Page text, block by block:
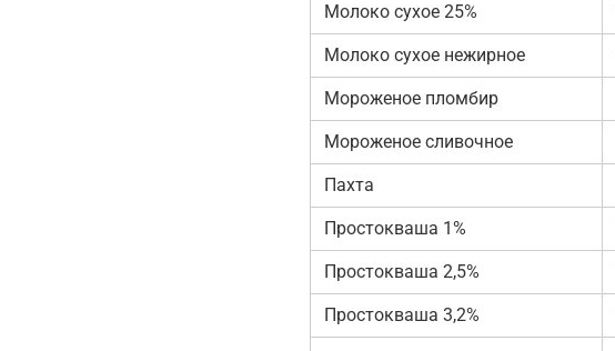
Молоко сухое 25%
Молоко сухое нежирное
Мороженое пломбир
Мороженое сливочное
Пахта
Простокваша 1%
Простокваша 2,5%
Простокваша 3,2%